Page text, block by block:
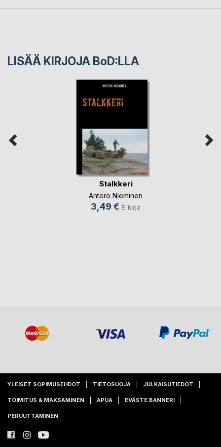
LISÄÄ KIRJOJA BoD:LLA
Stalkkeri
Antero Nieminen
3,49 € E-kirja
YLEISET SOPIMUSEHDOT TIETOSUOJA JULKAISUTIEDOT
TOIMITUS & MAKSAMINEN APUA EVÄSTE BANNERI
PERUUTTAMINEN